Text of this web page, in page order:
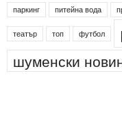
паркинг питейна вода
театър топ футбол
шуменски